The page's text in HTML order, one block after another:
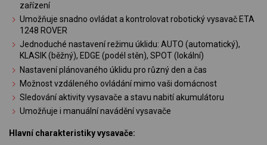
zařízení
Umožňuje snadno ovládat a kontrolovat robotický vysavač ETA
1248 ROVER
Jednoduché nastavení režimu úklidu: AUTO (automatický),
KLASIK (běžný), EDGE (podél stěn), SPOT (lokální)
Nastavení plánovaného úklidu pro různý den a čas
Možnost vzdáleného ovládání mimo vaši domácnost
Sledování aktivity vysavače a stavu nabití akumulátoru
Umožňuje i manuální navádění vysavače
Hlavní charakteristiky vysavače: